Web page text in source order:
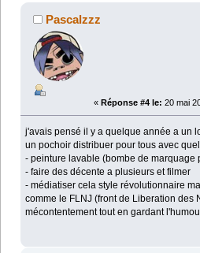
Pascalzzz
« Réponse #4 le: 20 mai
j'avais pensé il y a quelque année a un
un pochoir distribuer pour tous avec
- peinture lavable (bombe de marquage
- faire des décente a plusieurs et filmer
- médiatiser cela style révolutionnaire
comme le FLNJ (front de Liberation des
mécontentement tout en gardant